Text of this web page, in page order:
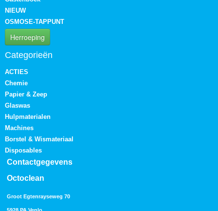
NIEUW
OSMOSE-TAPPUNT
Herroeping
Categorieën
ACTIES
Chemie
Papier & Zeep
Glaswas
Hulpmaterialen
Machines
Borstel & Wismateriaal
Disposables
Contactgegevens
Octoclean
Groot Egtenrayseweg 70